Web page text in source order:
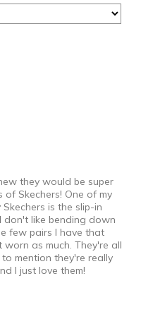
they would be super
of Skechers! One of my
is the slip-in
don't like bending down
few pairs I have that
as much. They're all
mention they're really
I just love them!